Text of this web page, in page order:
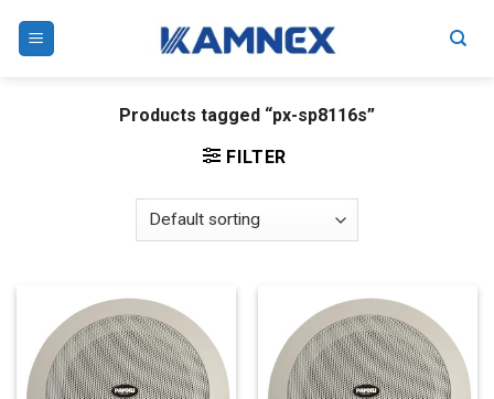
Products tagged “px-sp8116s”
FILTER